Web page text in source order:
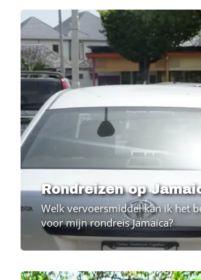
Rondreizen op
Welk vervoersmiddel kan ik het
voor mijn rondreis Jamaica?